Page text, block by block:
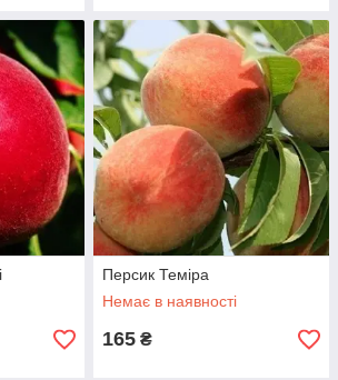
Персик Теміра
Немає в наявності
165 ₴